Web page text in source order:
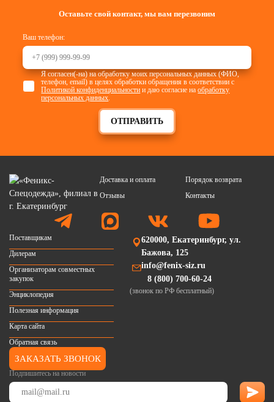
Оставьте свой контакт, мы вам перезвоним
Ваш телефон:
ОТПРАВИТЬ
Я согласен(-на) на обработку моих персональных данных (ФИО,
телефон, email) в целях обработки обращения в соответствии с
Политикой конфиденциальности и даю согласие наобработку
персональных данных
Доставка и оплата
Порядок возврата
Отзывы
Контакты
Подпишитесь на новости
Поставщикам
Дилерам
Организаторам совместных
закупок
Энциклопедия
Полезная информация
Карта сайта
Обратная связь
620000, Екатеринбург, ул.
Бажова, 125
info@fenix-siz.ru
8 (800) 700-60-24
(звонок по РФ бесплатный)
ЗАКАЗАТЬ ЗВОНОК